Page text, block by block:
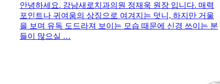
안녕하세요. 강남새로치과의원 정재욱 원장 입니다. 매력
포인트나 귀여움의 상징으로 여겨지는 덧니, 하지만 거울
을 보며 유독 도드라져 보이는 모습 때문에 신경 쓰이는 분
들이 많으실 …